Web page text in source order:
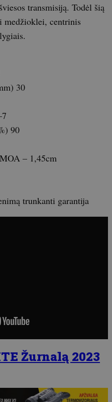
transmisiją. Todėl šią
medžioklei, centrinis
30
90
– 1,45cm
trunkanti garantija
Žurnalą 2023